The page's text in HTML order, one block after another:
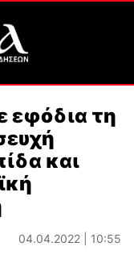
εφόδια τη
και
04.04.2022 | 10:55